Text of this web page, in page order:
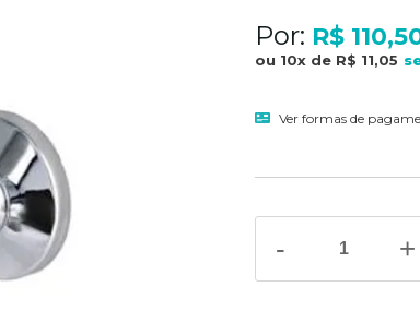
Por: R$
ou 10xde R$ 11,05
Ver formas de
- +